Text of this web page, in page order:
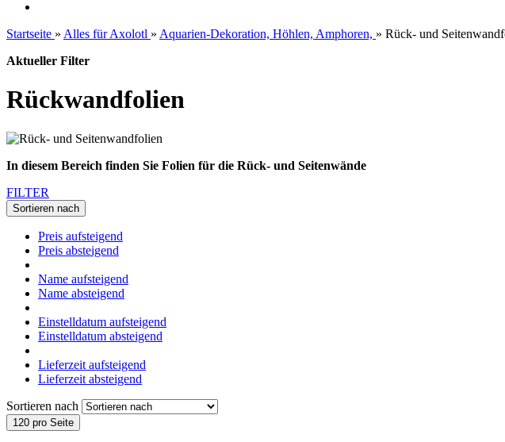
Startseite » Alles für Axolotl » Aquarien-Dekoration, Höhlen, Amphoren, » Rück- und
Aktueller Filter
Rückwandfolien
In diesem Bereich finden Sie Folien für die Rück- und Seitenwände
FILTER
Sortieren nach
Preis aufsteigend
Preis absteigend
Name aufsteigend
Name absteigend
Einstelldatum aufsteigend
Einstelldatum absteigend
Lieferzeit aufsteigend
Lieferzeit absteigend
Sortieren nach
120 pro Seite